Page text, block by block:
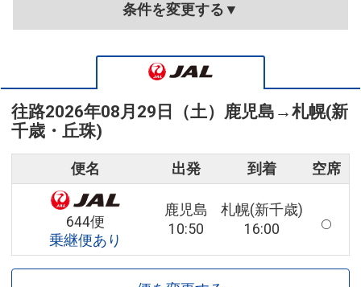
条件を変更する▼
往路2026年08月29日（土） 鹿児島 →札幌(新
千歳・丘珠)
便名 出発 到着 空席
644便
乗継便あり
鹿児島
10:50
札幌(新千歳)
16:00